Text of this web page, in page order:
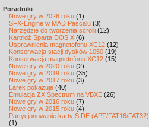
Poradniki
Nowe gry w 2026 roku (1)
SFX-Engine w MAD Pascalu (3)
Narzędzie do tworzenia scrolli (12)
Kartridż Sparta DOS X (6)
Usprawnienia magnetofonu XC12 (12)
Konserwacja stacji dysków 1050 (19)
Konserwacja magnetofonu XC12 (15)
Nowe gry w 2020 roku (2)
Nowe gry w 2019 roku (35)
Nowe gry w 2017 roku (3)
Larek pokazuje (40)
Emulacja ZX Spectrum na VBXE (26)
Nowe gry w 2016 roku (7)
Nowe gry w 2015 roku (4)
Partycjonowanie karty SIDE (APT/FAT16/FAT32)
(1)